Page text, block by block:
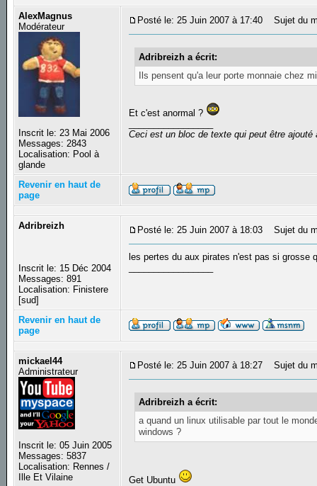
AlexMagnus
Modérateur
Inscrit le: 23 Mai 2006
Messages: 2843
Localisation: Pool à
glande
Posté le: 25 Juin 2007 à 17:40 Sujet du
Adribreizh a écrit:
Ils pensent qu'a leur porte monnaie chez
Et c'est anormal ?
Ceci est un bloc de texte qui peut être
Revenir en haut de
page
Adribreizh
Inscrit le: 15 Déc 2004
Messages: 891
Localisation: Finistere
[sud]
Posté le: 25 Juin 2007 à 18:03 Sujet du
les pertes du aux pirates n'est pas si grosse
Revenir en haut de
page
mickael44
Administrateur
Inscrit le: 05 Juin 2005
Messages: 5837
Localisation: Rennes /
Ille Et Vilaine
Posté le: 25 Juin 2007 à 18:27 Sujet du
Adribreizh a écrit:
a quand un linux utilisable par tout le
windows ?
Get Ubuntu